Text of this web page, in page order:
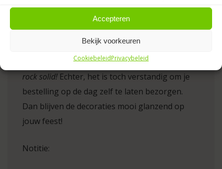
Accepteren
Bekijk voorkeuren
CookiebeleidPrivacybeleid
Wanneer moet ik de decoraties
laten bezorgen?
Ballondecoraties van Jouwballonnen B.V. zijn
rock solid! Echter, het is toch verstandig om je
bestelling op de dag zelf te laten bezorgen.
Dan blijven de decoraties mooi glanzend op
jouw feest!
Notitie: